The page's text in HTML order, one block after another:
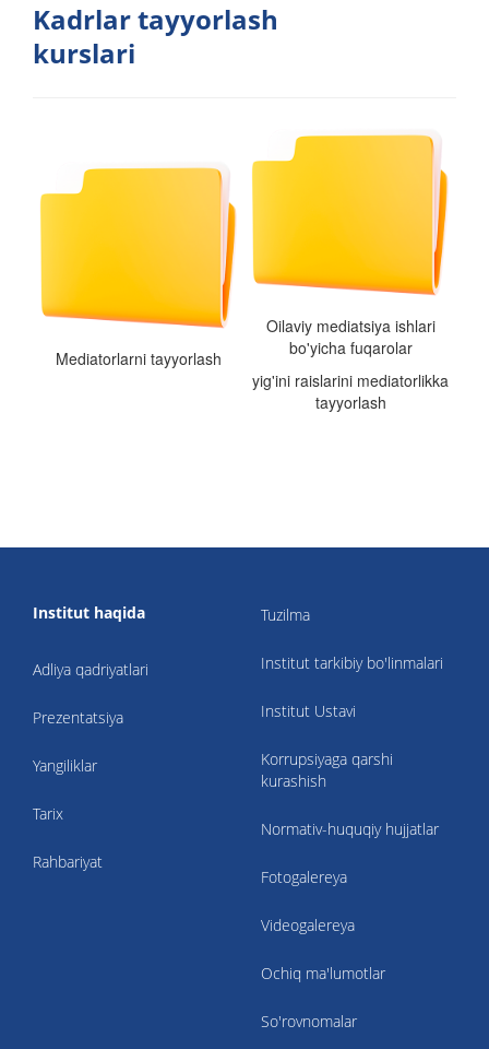
Kadrlar tayyorlash
kurslari
Mediatorlarni tayyorlash
Oilaviy mediatsiya ishlari
bo'yicha fuqarolar
yig'ini raislarini mediatorlikka
tayyorlash
Institut haqida
Adliya qadriyatlari
Prezentatsiya
Yangiliklar
Tarix
Rahbariyat
Tuzilma
Institut tarkibiy bo'linmalari
Institut Ustavi
Korrupsiyaga qarshi
kurashish
Normativ-huquqiy hujjatlar
Fotogalereya
Videogalereya
Ochiq ma'lumotlar
So'rovnomalar